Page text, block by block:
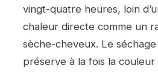
vingt-quatre heures, loin
chaleur directe comme un
sèche-cheveux. Le
préserve à la fois la